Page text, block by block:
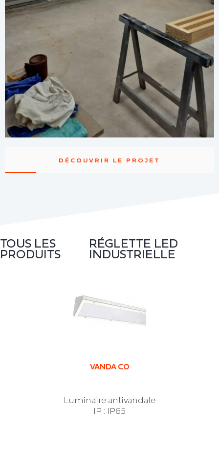
DÉCOUVRIR LE PROJET
TOUS LES
PRODUITS
RÉGLETTE LED
INDUSTRIELLE
VANDA CO
Luminaire antivandale
IP : IP65